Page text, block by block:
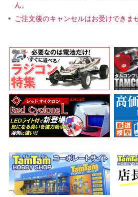
ん。
ご注文後のキャンセルはお受けできま